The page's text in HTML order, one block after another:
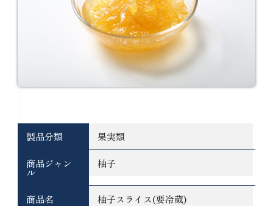
製品分類 果実類
商品ジャン
ル
柚子
商品名 柚子スライス(要冷蔵)